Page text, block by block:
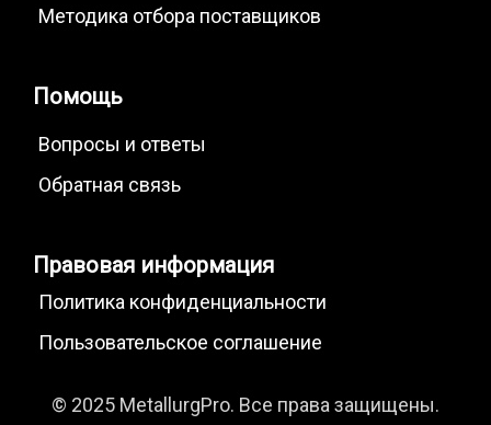
Методика отбора поставщиков
Помощь
Вопросы и ответы
Обратная связь
Правовая информация
Политика конфиденциальности
Пользовательское соглашение
© 2025 MetallurgPro. Все права защищены.